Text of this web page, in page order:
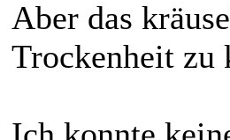
Aber das
Trockenheit zu